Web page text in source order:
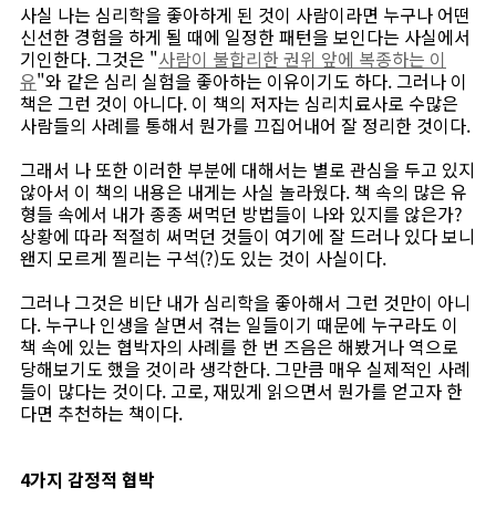
사실 나는 심리학을 좋아하게 된 것이 사람이라면 누구나 어떤
신선한 경험을 하게 될 때에 일정한 패턴을 보인다는 사실에서
기인한다. 그것은 "사람이 불합리한 권위 앞에 복종하는 이
유"와 같은 심리 실험을 좋아하는 이유이기도 하다. 그러나 이
책은 그런 것이 아니다. 이 책의 저자는 심리치료사로 수많은
사람들의 사례를 통해서 뭔가를 끄집어내어 잘 정리한 것이다.
그래서 나 또한 이러한 부분에 대해서는 별로 관심을 두고 있지
않아서 이 책의 내용은 내게는 사실 놀라웠다. 책 속의 많은 유
형들 속에서 내가 종종 써먹던 방법들이 나와 있지를 않은가?
상황에 따라 적절히 써먹던 것들이 여기에 잘 드러나 있다 보니
왠지 모르게 찔리는 구석(?)도 있는 것이 사실이다.
그러나 그것은 비단 내가 심리학을 좋아해서 그런 것만이 아니
다. 누구나 인생을 살면서 겪는 일들이기 때문에 누구라도 이
책 속에 있는 협박자의 사례를 한 번 즈음은 해봤거나 역으로
당해보기도 했을 것이라 생각한다. 그만큼 매우 실제적인 사례
들이 많다는 것이다. 고로, 재밌게 읽으면서 뭔가를 얻고자 한
다면 추천하는 책이다.
4가지 감정적 협박